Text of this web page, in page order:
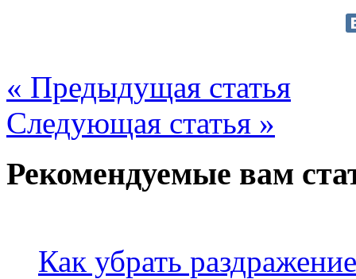
« Предыдущая статья
Следующая статья »
Рекомендуемые вам
Как убрать